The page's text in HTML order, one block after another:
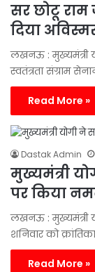
सर छोटू
दिया
लखनऊ : मुख्यमंत्री
स्वतंत्रता संग्राम
Read More »
Dastak Admin
मुख्यमंत्री
पर किया
लखनऊ : मुख्यमंत्री
शनिवार को
Read More »